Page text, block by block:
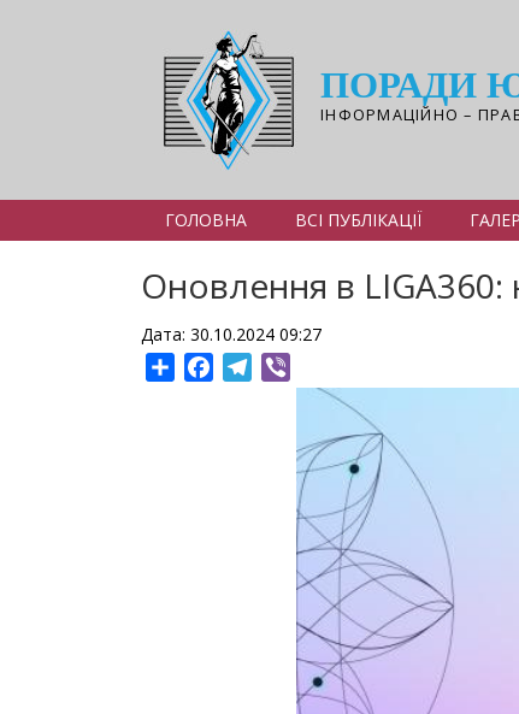
ПОРАДИ
ІНФОРМАЦІЙНО –
ГОЛОВНА ВСІ ПУБЛІКАЦІЇ
Оновлення в LIGA360:
Дата: 30.10.2024 09:27
ShareFacebookTelegram